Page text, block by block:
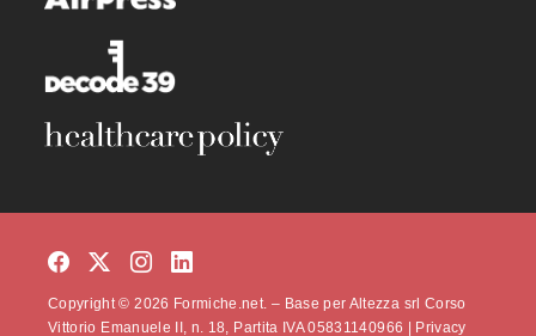
Copyright © 2026 Formiche.net. – Base per Altezza srl Corso
Vittorio Emanuele II, n. 18, Partita IVA 05831140966 |
Privacy